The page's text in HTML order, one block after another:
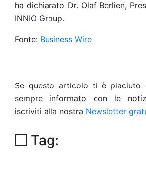
ha dichiarato Dr. Olaf Berlien,
INNIO Group.
Fonte: Business Wire
Se questo articolo ti è piaciuto
sempre informato con le
iscriviti alla nostra Newsletter
Tag: